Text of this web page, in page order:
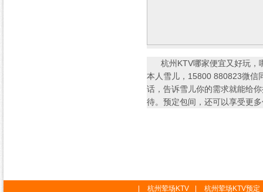
杭州KTV哪家便宜又好玩，
本人雪儿，15800 880823微信
话，告诉雪儿你的需求就能给
待。预定包间，还可以享受更
杭州荤场KTV 杭州荤场KTV预定